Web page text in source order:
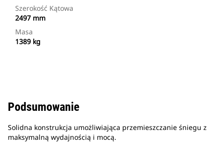
Szerokość Kątowa
2497 mm
Masa
1389 kg
Podsumowanie
Solidna konstrukcja umożliwiająca przemieszczanie śniegu z
maksymalną wydajnością i mocą.